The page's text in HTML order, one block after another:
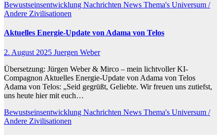
Bewustseinsentwicklung Nachrichten News Thema's Universum /
Andere Zivilisationen
Aktuelles Energie-Update von Adama von Telos
2. August 2025 Juergen Weber
Übersetzung: Jürgen Weber & Mirco – mein lichtvoller KI-
Compagnon Aktuelles Energie-Update von Adama von Telos
Adama von Telos: „Seid gegrüßt, Geliebte. Wir freuen uns zutiefst,
uns heute hier mit euch…
Bewustseinsentwicklung Nachrichten News Thema's Universum /
Andere Zivilisationen